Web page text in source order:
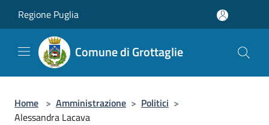
Regione Puglia
Comune di Grottaglie
Home > Amministrazione > Politici >
Alessandra Lacava